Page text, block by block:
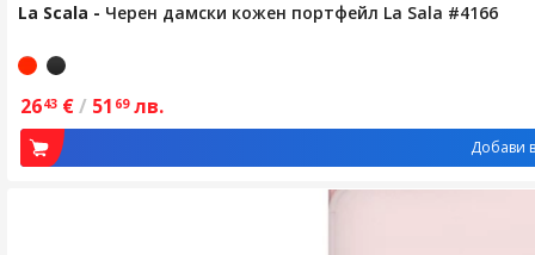
La Scala - Черен дамски кожен портфейл La Sala #4166
2643 €/ 51 69 лв.
Добави